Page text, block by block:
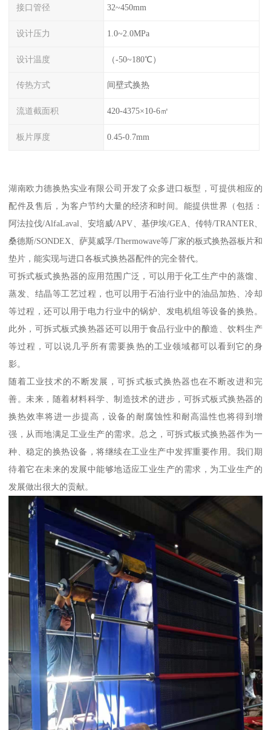
接口管径 32~450mm
设计压力 1.0~2.0MPa
设计温度 （-50~180℃）
传热方式 间壁式换热
流道截面积 420-4375×10-6㎡
板片厚度 0.45-0.7mm
湖南欧力德换热实业有限公司开发了众多进口板型，可提供相应的
配件及售后，为客户节约大量的经济和时间。能提供世界（包括：
阿法拉伐/AlfaLaval、安培威/APV、基伊埃/GEA、传特/TRANTER、
桑德斯/SONDEX、萨莫威孚/Thermowave等厂家的板式换热器板片和
垫片，能实现与进口各板式换热器配件的完全替代。
可拆式板式换热器的应用范围广泛，可以用于化工生产中的蒸馏、
蒸发、结晶等工艺过程，也可以用于石油行业中的油品加热、冷却
等过程，还可以用于电力行业中的锅炉、发电机组等设备的换热。
此外，可拆式板式换热器还可以用于食品行业中的酿造、饮料生产
等过程，可以说几乎所有需要换热的工业领域都可以看到它的身
影。
随着工业技术的不断发展，可拆式板式换热器也在不断改进和完
善。未来，随着材料科学、制造技术的进步，可拆式板式换热器的
换热效率将进一步提高，设备的耐腐蚀性和耐高温性也将得到增
强，从而地满足工业生产的需求。总之，可拆式板式换热器作为一
种、稳定的换热设备，将继续在工业生产中发挥重要作用。我们期
待着它在未来的发展中能够地适应工业生产的需求，为工业生产的
发展做出很大的贡献。